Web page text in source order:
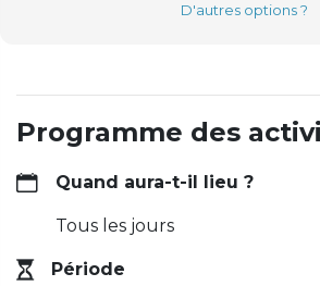
D'autres options ?
Programme des
Quand aura-t-il lieu ?
Tous les jours
Période